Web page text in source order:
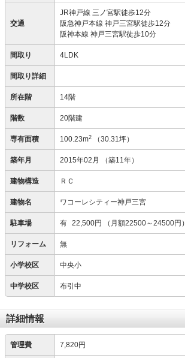
交通
JR神戸線 三ノ宮駅徒歩12分
阪急神戸本線 神戸三宮駅徒歩12分
阪神本線 神戸三宮駅徒歩10分
間取り 4LDK
間取り詳細
所在階 14階
階数 20階建
専有面積 100.23m2 （30.31坪）
築年月 2015年02月 （築11年）
建物構造 ＲＣ
建物名 ワコーレシティー神戸三宮
駐車場 有 22,500円 （月額22500～24500円）
リフォーム 無
小学校区 中央小
中学校区 布引中
詳細情報
管理費 7,820円